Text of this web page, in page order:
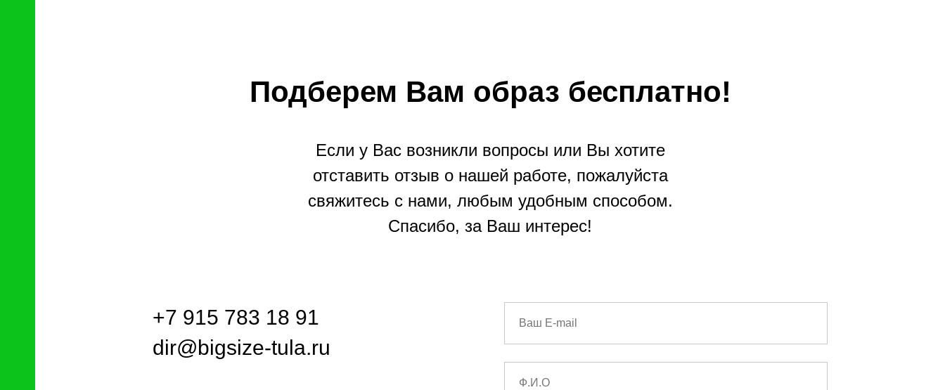
Подберем Вам образ бесплатно!
Если у Вас возникли вопросы или Вы хотите
отставить отзыв о нашей работе, пожалуйста
свяжитесь с нами, любым удобным способом.
Спасибо, за Ваш интерес!
+7 915 783 18 91
dir@bigsize-tula.ru